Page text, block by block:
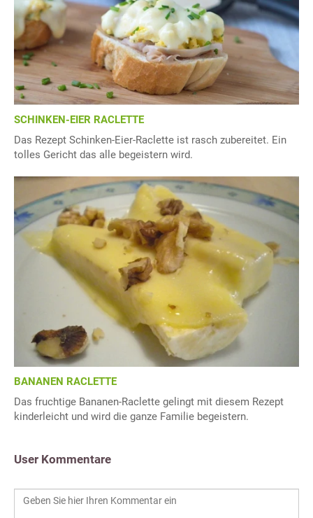
SCHINKEN-EIER RACLETTE
Das Rezept Schinken-Eier-Raclette ist rasch zubereitet. Ein
tolles Gericht das alle begeistern wird.
BANANEN RACLETTE
Das fruchtige Bananen-Raclette gelingt mit diesem Rezept
kinderleicht und wird die ganze Familie begeistern.
User Kommentare